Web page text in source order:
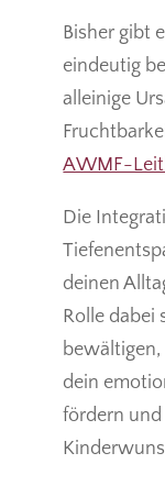
Bisher gibt
eindeutig
alleinige
AWMF-
Die
deinen
Rolle dabei
bewältigen,
dein
fördern und